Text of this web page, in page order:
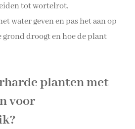
tot wortelrot.
water geven en pas het aan op
grond droogt en hoe de plant
planten met
voor